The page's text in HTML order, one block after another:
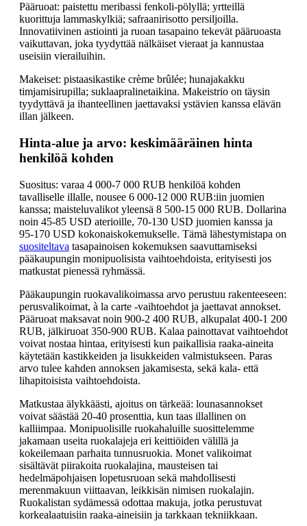
Pääruoat: paistettu meribassi fenkoli-pölyllä; yrtteillä
kuorittuja lammaskylkiä; safraanirisotto persiljoilla.
Innovatiivinen astiointi ja ruoan tasapaino tekevät pääruoasta
vaikuttavan, joka tyydyttää nälkäiset vieraat ja kannustaa
useisiin vierailuihin.
Makeiset: pistaasikastike crème brûlée; hunajakakku
timjamisirupilla; suklaapralinetaikina. Makeistrio on täysin
tyydyttävä ja ihanteellinen jaettavaksi ystävien kanssa elävän
illan jälkeen.
Hinta-alue ja arvo: keskimääräinen hinta
henkilöä kohden
Suositus: varaa 4 000-7 000 RUB henkilöä kohden
tavalliselle illalle, nousee 6 000-12 000 RUB:iin juomien
kanssa; maisteluvalikot yleensä 8 500-15 000 RUB. Dollarina
noin 45-85 USD aterioille, 70-130 USD juomien kanssa ja
95-170 USD kokonaiskokemukselle. Tämä lähestymistapa on
suositeltava tasapainoisen kokemuksen saavuttamiseksi
pääkaupungin monipuolisista vaihtoehdoista, erityisesti jos
matkustat pienessä ryhmässä.
Pääkaupungin ruokavalikoimassa arvo perustuu rakenteeseen:
perusvalikoimat, à la carte -vaihtoehdot ja jaettavat annokset.
Pääruoat maksavat noin 900-2 400 RUB, alkupalat 400-1 200
RUB, jälkiruoat 350-900 RUB. Kalaa painottavat vaihtoehdot
voivat nostaa hintaa, erityisesti kun paikallisia raaka-aineita
käytetään kastikkeiden ja lisukkeiden valmistukseen. Paras
arvo tulee kahden annoksen jakamisesta, sekä kala- että
lihapitoisista vaihtoehdoista.
Matkustaa älykkäästi, ajoitus on tärkeää: lounasannokset
voivat säästää 20-40 prosenttia, kun taas illallinen on
kalliimpaa. Monipuolisille ruokahaluille suosittelemme
jakamaan useita ruokalajeja eri keittiöiden välillä ja
kokeilemaan parhaita tunnusruokia. Monet valikoimat
sisältävät piirakoita ruokalajina, mausteisen tai
hedelmäpohjaisen lopetusruoan sekä mahdollisesti
merenmakuun viittaavan, leikkisän nimisen ruokalajin.
Ruokalistan sydämessä odottaa makuja, jotka perustuvat
korkealaatuisiin raaka-aineisiin ja tarkkaan tekniikkaan.